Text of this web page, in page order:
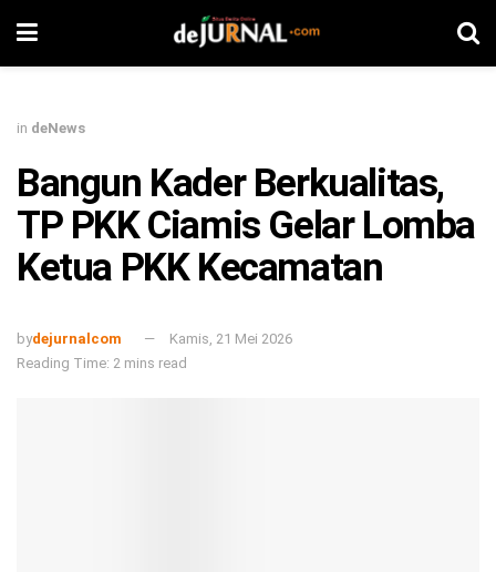
in deNews
Bangun Kader Berkualitas,
TP PKK Ciamis Gelar Lomba
Ketua PKK Kecamatan
bydejurnalcom
Kamis, 21 Mei 2026
Reading Time: 2 mins read